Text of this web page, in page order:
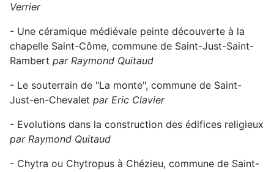
Verrier
- Une céramique médiévale peinte découverte à la
chapelle Saint-Côme, commune de Saint-Just-Saint-
Rambert par Raymond Quitaud
- Le souterrain de "La monte", commune de Saint-
Just-en-Chevalet par Eric Clavier
- Evolutions dans la construction des édifices religieux
par Raymond Quitaud
- Chytra ou Chytropus à Chézieu, commune de Saint-